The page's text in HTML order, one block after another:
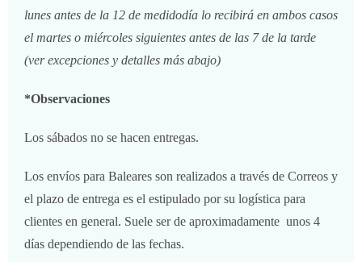
lunes antes de la 12 de medidodía lo recibirá en ambos casos
el martes o miércoles siguientes antes de las 7 de la tarde
(ver excepciones y detalles más abajo)
*Observaciones
Los sábados no se hacen entregas.
Los envíos para Baleares son realizados a través de Correos y
el plazo de entrega es el estipulado por su logística para
clientes en general. Suele ser de aproximadamente unos 4
días dependiendo de las fechas.